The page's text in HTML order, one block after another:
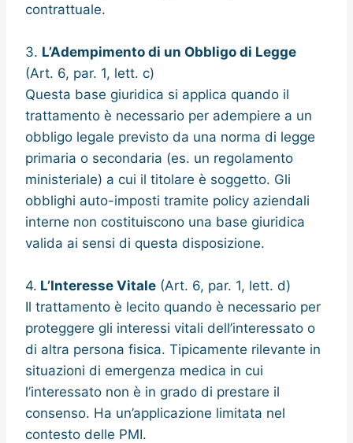
contrattuale.
3. L’Adempimento di un Obbligo di Legge
(Art. 6, par. 1, lett. c)
Questa base giuridica si applica quando il
trattamento è necessario per adempiere a un
obbligo legale previsto da una norma di legge
primaria o secondaria (es. un regolamento
ministeriale) a cui il titolare è soggetto. Gli
obblighi auto-imposti tramite policy aziendali
interne non costituiscono una base giuridica
valida ai sensi di questa disposizione.
4. L’Interesse Vitale (Art. 6, par. 1, lett. d)
Il trattamento è lecito quando è necessario per
proteggere gli interessi vitali dell’interessato o
di altra persona fisica. Tipicamente rilevante in
situazioni di emergenza medica in cui
l’interessato non è in grado di prestare il
consenso. Ha un’applicazione limitata nel
contesto delle PMI.